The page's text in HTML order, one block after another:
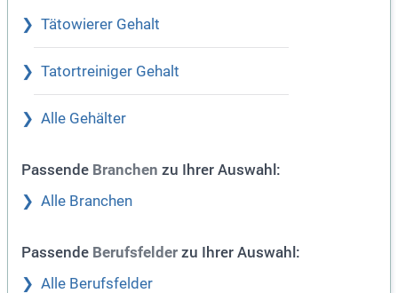
Tätowierer Gehalt
Tatortreiniger Gehalt
Alle Gehälter
Passende Branchen zu Ihrer Auswahl:
Alle Branchen
Passende Berufsfelder zu Ihrer Auswahl:
Alle Berufsfelder